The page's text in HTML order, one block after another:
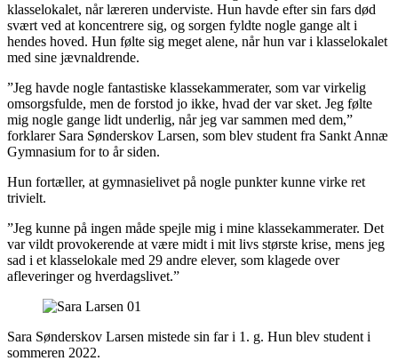
klasselokalet, når læreren underviste. Hun havde efter sin fars død
svært ved at koncentrere sig, og sorgen fyldte nogle gange alt i
hendes hoved. Hun følte sig meget alene, når hun var i klasselokalet
med sine jævnaldrende.
”Jeg havde nogle fantastiske klassekammerater, som var virkelig
omsorgsfulde, men de forstod jo ikke, hvad der var sket. Jeg følte
mig nogle gange lidt underlig, når jeg var sammen med dem,”
forklarer Sara Sønderskov Larsen, som blev student fra Sankt Annæ
Gymnasium for to år siden.
Hun fortæller, at gymnasielivet på nogle punkter kunne virke ret
trivielt.
”Jeg kunne på ingen måde spejle mig i mine klassekammerater. Det
var vildt provokerende at være midt i mit livs største krise, mens jeg
sad i et klasselokale med 29 andre elever, som klagede over
afleveringer og hverdagslivet.”
Sara Sønderskov Larsen mistede sin far i 1. g. Hun blev student i
sommeren 2022.